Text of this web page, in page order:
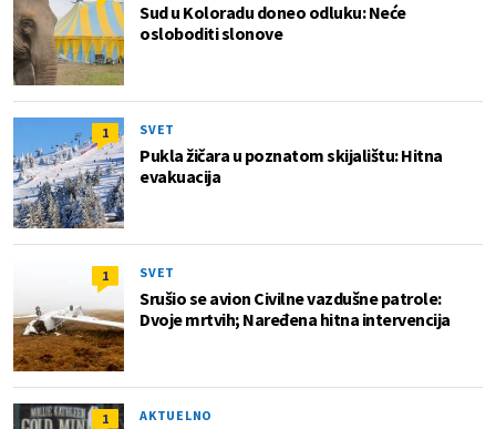
Sud u Koloradu doneo odluku: Neće
osloboditi slonove
1 SVET
Pukla žičara u poznatom skijalištu: Hitna
evakuacija
1 SVET
Srušio se avion Civilne vazdušne patrole:
Dvoje mrtvih; Naređena hitna intervencija
1 AKTUELNO